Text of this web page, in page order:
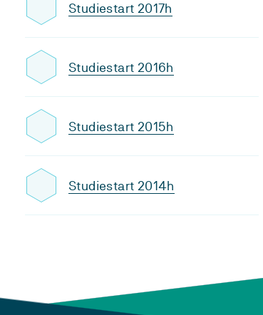
Studiestart 2017h
Studiestart 2016h
Studiestart 2015h
Studiestart 2014h